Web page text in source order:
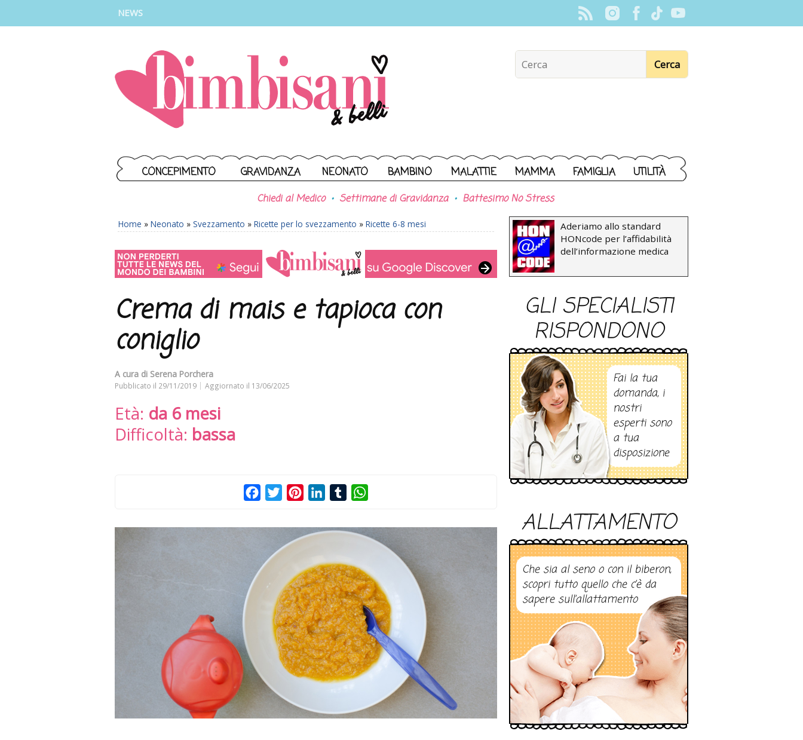
NEWS
CONCEPIMENTO GRAVIDANZA NEONATO BAMBINO MALATTIE MAMMA FAMIGLIA UTILITÀ
Chiedi al Medico Settimane di Gravidanza Battesimo No Stress
Home » Neonato » Svezzamento » Ricette per lo svezzamento » Ricette 6-8 mesi
Crema di mais e tapioca con
coniglio
A cura di Serena Porchera
Pubblicato il 29/11/2019 Aggiornato il 13/06/2025
Età: da 6 mesi
Difficoltà: bassa
FacebookTwitterPinterestLinkedInTumblr
Aderiamo allo standard
HONcode per l’affidabilità
dell’informazione medica
GLI SPECIALISTI
RISPONDONO
Fai la tua
domanda, i
nostri
esperti sono
a tua
disposizione
ALLATTAMENTO
Che sia al seno o con il biberon,
scopri tutto quello che c’è da
sapere sull’allattamento